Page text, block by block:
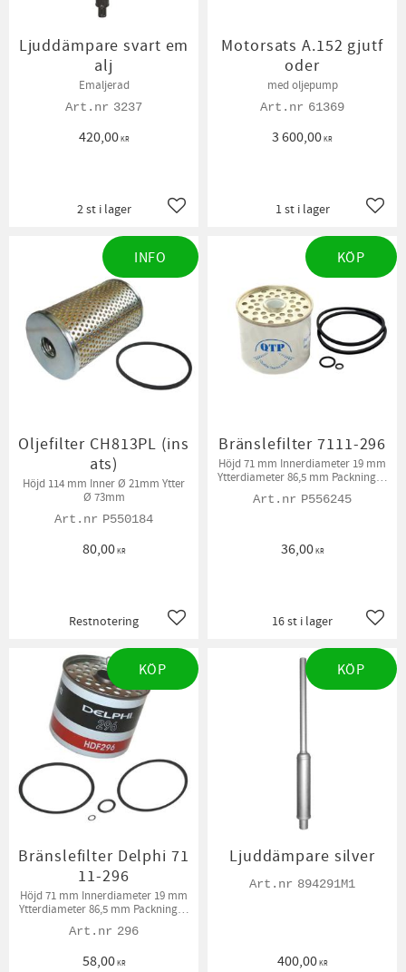
Ljuddämpare svart em
alj
Emaljerad
3237
420,00KR
Lägg till i favoriter
2 st i lager
Motorsats A.152 gjutf
oder
med oljepump
61369
3 600,00KR
1 st i lager
Oljefilter CH813PL (ins
ats)
Höjd 114 mm Inner Ø 21mm Ytter
Ø 73mm
P550184
80,00KR
Lägg till i favoriter
Restnotering
INFO
Bränslefilter 7111-296
Höjd 71 mm Innerdiameter 19 mm
Ytterdiameter 86,5 mm Packningar
P556245
36,00KR
16 st i lager
KÖP
Bränslefilter Delphi 71
11-296
Höjd 71 mm Innerdiameter 19 mm
Ytterdiameter 86,5 mm Packningar
296
58,00KR
KÖP
Ljuddämpare silver
894291M1
400,00KR
KÖP